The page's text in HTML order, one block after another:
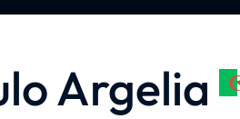
Argelia